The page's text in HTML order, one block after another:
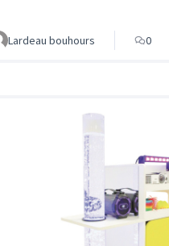
Lardeau bouhours 0